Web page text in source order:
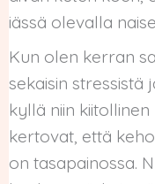
iässä olevalla
Kun olen kerran
sekaisin stressistä
kyllä niin
kertovat, että
on tasapainossa.